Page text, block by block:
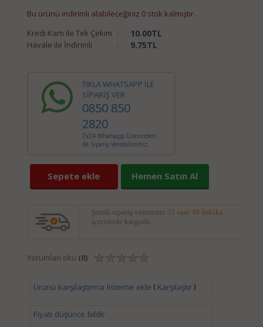
Bu ürünü indirimli alabileceğiniz 0 stok kalmıştır.
Kredi Kartı ile Tek Çekim : 10.00TL
Havale ile İndirimli : 9.75TL
TIKLA WHATSAPP İLE
SİPARİŞ VER
0850 850
2820
7x24 Whatsapp Üzerinden
de Sipariş Verebilirsiniz.
Sepete ekle Hemen Satın Al
Şimdi sipariş verirseniz 31 saat 49 dakika
içerisinde kargoda.
Yorumları oku (0)
Ürünü karşılaştırma listeme ekle ( Karşılaştır)
Fiyatı düşünce bildir